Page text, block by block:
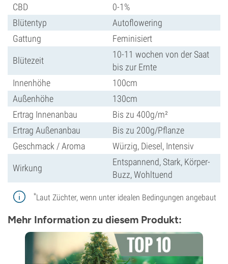
CBD
0-1%
Blütentyp
Autoflowering
Gattung
Feminisiert
Blütezeit
10-11 wochen von der Saat
bis zur Ernte
Innenhöhe
100cm
Außenhöhe
130cm
Ertrag Innenanbau
Bis zu 400g/m²
Ertrag Außenanbau
Bis zu 200g/Pflanze
Geschmack / Aroma
Würzig, Diesel, Intensiv
Wirkung
Entspannend, Stark, Körper-
Buzz, Wohltuend
*Laut Züchter, wenn unter idealen Bedingungen angebaut
Mehr Information zu diesem Produkt: